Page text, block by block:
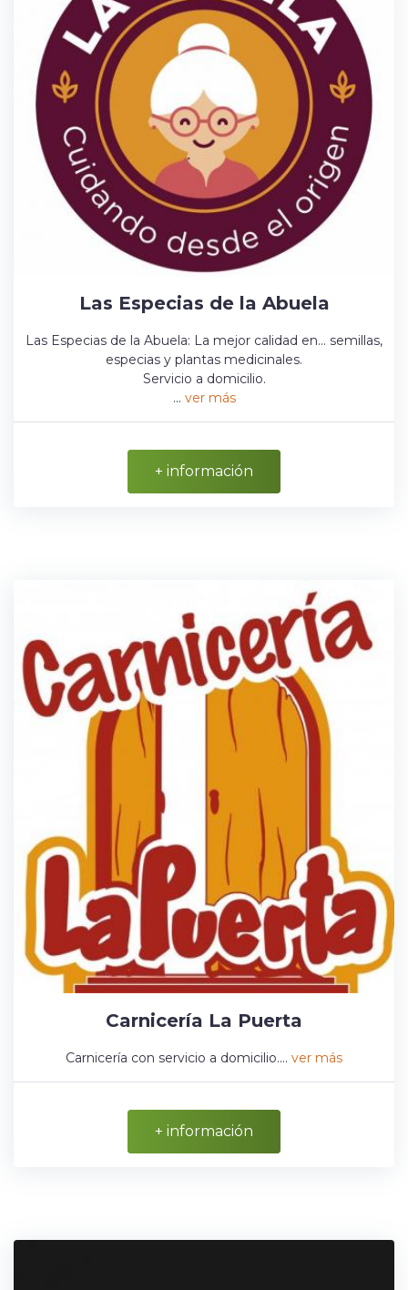
Las Especias de la Abuela
Las Especias de la Abuela: La mejor calidad en... semillas,
especias y plantas medicinales.
Servicio a domicilio.
... ver más
+ información
Carnicería La Puerta
Carnicería con servicio a domicilio.... ver más
+ información